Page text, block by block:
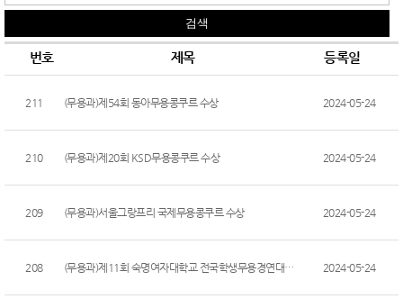
번호 제목 등록일
211 (무용과)제54회 동아무용콩쿠르 수상 2024-05-24
210 (무용과)제20회 KSD무용콩쿠르 수상 2024-05-24
209 (무용과)서울그랑프리 국제무용콩쿠르 수상 2024-05-24
208 (무용과)제11회 숙명여자대학교 전국학생무용경연대회... 2024-05-24